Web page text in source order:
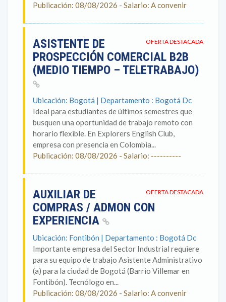
Publicación: 08/08/2026 - Salario: A convenir
OFERTA DESTACADA
ASISTENTE DE
PROSPECCIÓN COMERCIAL B2B
(MEDIO TIEMPO – TELETRABAJO)
Ubicación: Bogotá | Departamento : Bogotá Dc
Ideal para estudiantes de últimos semestres que
busquen una oportunidad de trabajo remoto con
horario flexible. En Explorers English Club,
empresa con presencia en Colombia...
Publicación: 08/08/2026 - Salario: ----------
OFERTA DESTACADA
AUXILIAR DE
COMPRAS / ADMON CON
EXPERIENCIA
Ubicación: Fontibón | Departamento : Bogotá Dc
Importante empresa del Sector Industrial requiere
para su equipo de trabajo Asistente Administrativo
(a) para la ciudad de Bogotá (Barrio Villemar en
Fontibón). Tecnólogo en...
Publicación: 08/08/2026 - Salario: A convenir